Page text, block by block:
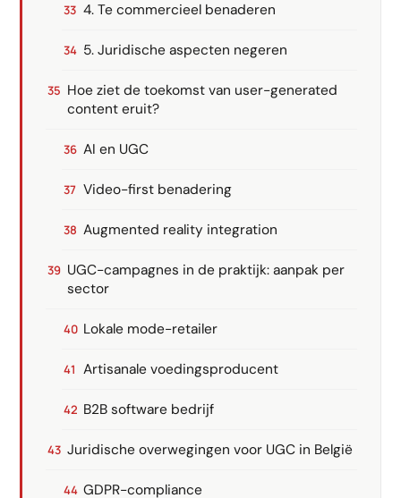
4. Te commercieel benaderen
5. Juridische aspecten negeren
Hoe ziet de toekomst van user-generated
content eruit?
AI en UGC
Video-first benadering
Augmented reality integration
UGC-campagnes in de praktijk: aanpak per
sector
Lokale mode-retailer
Artisanale voedingsproducent
B2B software bedrijf
Juridische overwegingen voor UGC in België
GDPR-compliance